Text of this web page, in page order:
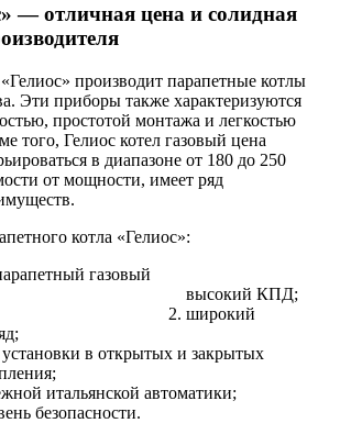
— отличная цена и солидная
производит парапетные котлы
Эти приборы также характеризуются
простотой монтажа и легкостью
того, Гелиос котел газовый цена
в диапазоне от 180 до 250
от мощности, имеет ряд
котла «Гелиос»:
высокий КПД;
широкий
в открытых и закрытых
итальянской автоматики;
безопасности.